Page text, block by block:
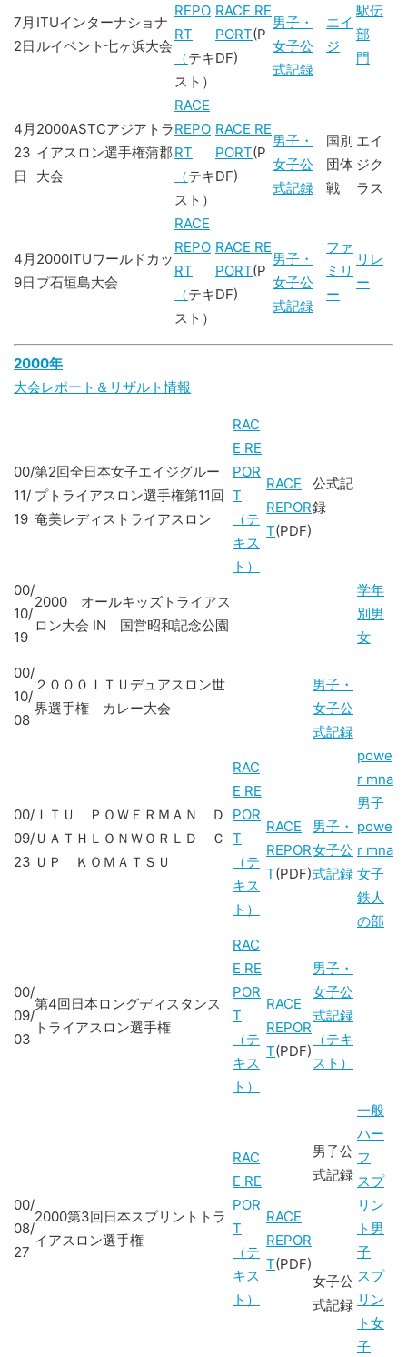
7月
2日
ITUインターナショナ
ルイベント七ヶ浜大会
REPO
RT
（テキ
スト）
RACE RE
PORT(P
DF)
男子・
女子公
式記録
エイ
ジ
駅伝
部
門
4月
23
日
2000ASTCアジアトラ
イアスロン選手権蒲郡
大会
RACE
REPO
RT
（テキ
スト）
RACE RE
PORT(P
DF)
男子・
女子公
式記録
国別
団体
戦
エイ
ジク
ラス
4月
9日
2000ITUワールドカッ
プ石垣島大会
RACE
REPO
RT
（テキ
スト）
RACE RE
PORT(P
DF)
男子・
女子公
式記録
ファ
ミリ
ー
リレ
ー
2000年
大会レポート＆リザルト情報
00/
11/
19
第2回全日本女子エイジグルー
プトライアスロン選手権第11回
奄美レディストライアスロン
RAC
E RE
POR
T
（テ
キス
ト）
RACE
REPOR
T(PDF)
公式記
録
00/
10/
19
2000 オールキッズトライアス
ロン大会 IN 国営昭和記念公園
学年
別男
女
00/
10/
08
２０００ＩＴＵデュアスロン世
界選手権 カレー大会
男子・
女子公
式記録
00/
09/
23
ＩＴＵ ＰＯＷＥＲＭＡＮ Ｄ
ＵＡＴＨＬＯＮＷＯＲＬＤ Ｃ
ＵＰ ＫＯＭＡＴＳＵ
RAC
E RE
POR
T
（テ
キス
ト）
RACE
REPOR
T(PDF)
男子・
女子公
式記録
powe
r mna
男子
powe
r mna
女子
鉄人
の部
00/
09/
03
第4回日本ロングディスタンス
トライアスロン選手権
RAC
E RE
POR
T
（テ
キス
ト）
RACE
REPOR
T(PDF)
男子・
女子公
式記録
（テキ
スト）
00/
08/
27
2000第3回日本スプリントトラ
イアスロン選手権
RAC
E RE
POR
T
（テ
キス
ト）
RACE
REPOR
T(PDF)
男子公
式記録
一般
ハー
フ
スプ
リン
ト男
子
スプ
リン
ト女
子
女子公
式記録